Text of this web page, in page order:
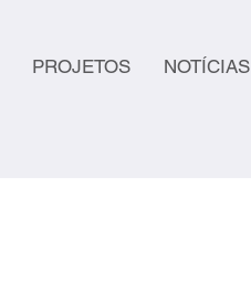
PROJETOS NOTÍCIAS